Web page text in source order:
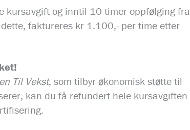
kursavgift og inntil 10 timer oppfølging fra
faktureres kr 1.100,- per time etter
Til Vekst, som tilbyr økonomisk støtte til
kan du få refundert hele kursavgiften